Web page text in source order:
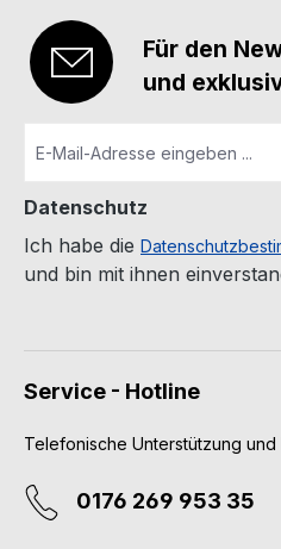
Für den
und
Datenschutz
Ich habe die
und bin mit ihnen
Service - Hotline
Telefonische Unterstützung und
0176 269 953 35